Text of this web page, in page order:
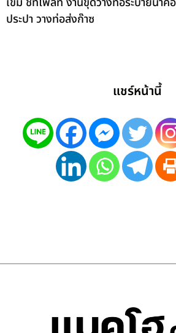
ประปา วางท่อส่งก๊าซ
แชร์หน้านี้